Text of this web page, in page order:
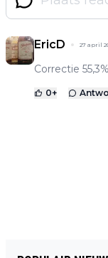
EricD 27 april
Correctie
0+